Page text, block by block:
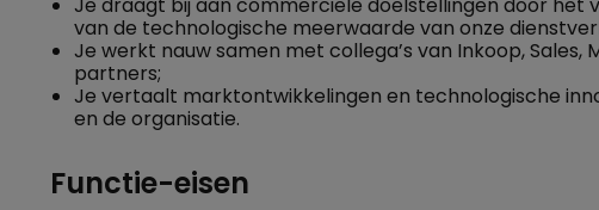
van de technologische meerwaarde van onze
Je werkt nauw samen met collega’s van Inkoop,
partners;
Je vertaalt marktontwikkelingen en technologische
en de organisatie.
Functie-eisen